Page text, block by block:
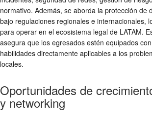
normativo. Además, se aborda la protección de
bajo regulaciones regionales e internacionales,
para operar en el ecosistema legal de LATAM.
asegura que los egresados estén equipados
habilidades directamente aplicables a los
locales.
Oportunidades de
y networking